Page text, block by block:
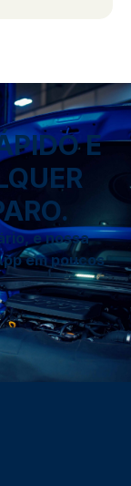
E
e nossa
em poucos